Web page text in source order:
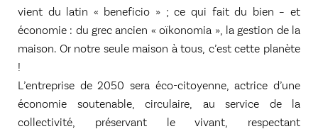
vient du latin « beneficio » ; ce qui fait du bien – et
économie : du grec ancien « oïkonomia », la gestion de la
maison. Or notre seule maison à tous, c’est cette planète
!
L’entreprise de 2050 sera éco-citoyenne, actrice d’une
économie soutenable, circulaire, au service de la
collectivité, préservant le vivant, respectant